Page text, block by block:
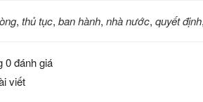
, thủ tục, ban hành, nhà nước, quyết định,
0 đánh giá
viết